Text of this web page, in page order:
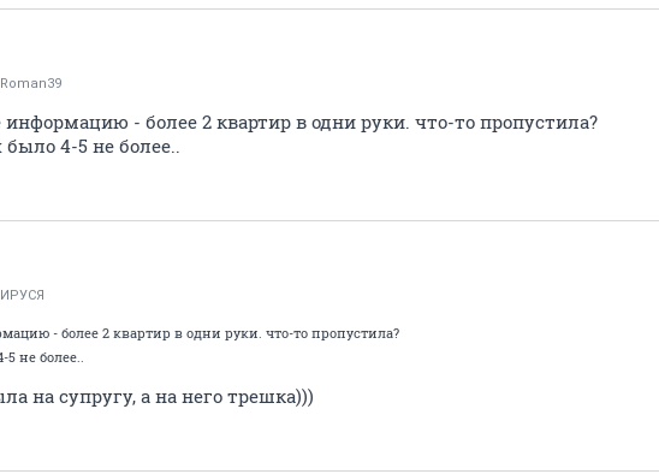
Roman39
- более 2 квартир в одни руки. что-то пропустила?
было 4-5 не более..
ИРУСЯ
- более 2 квартир в одни руки. что-то пропустила?
5 не более..
на супругу, а на него трешка)))